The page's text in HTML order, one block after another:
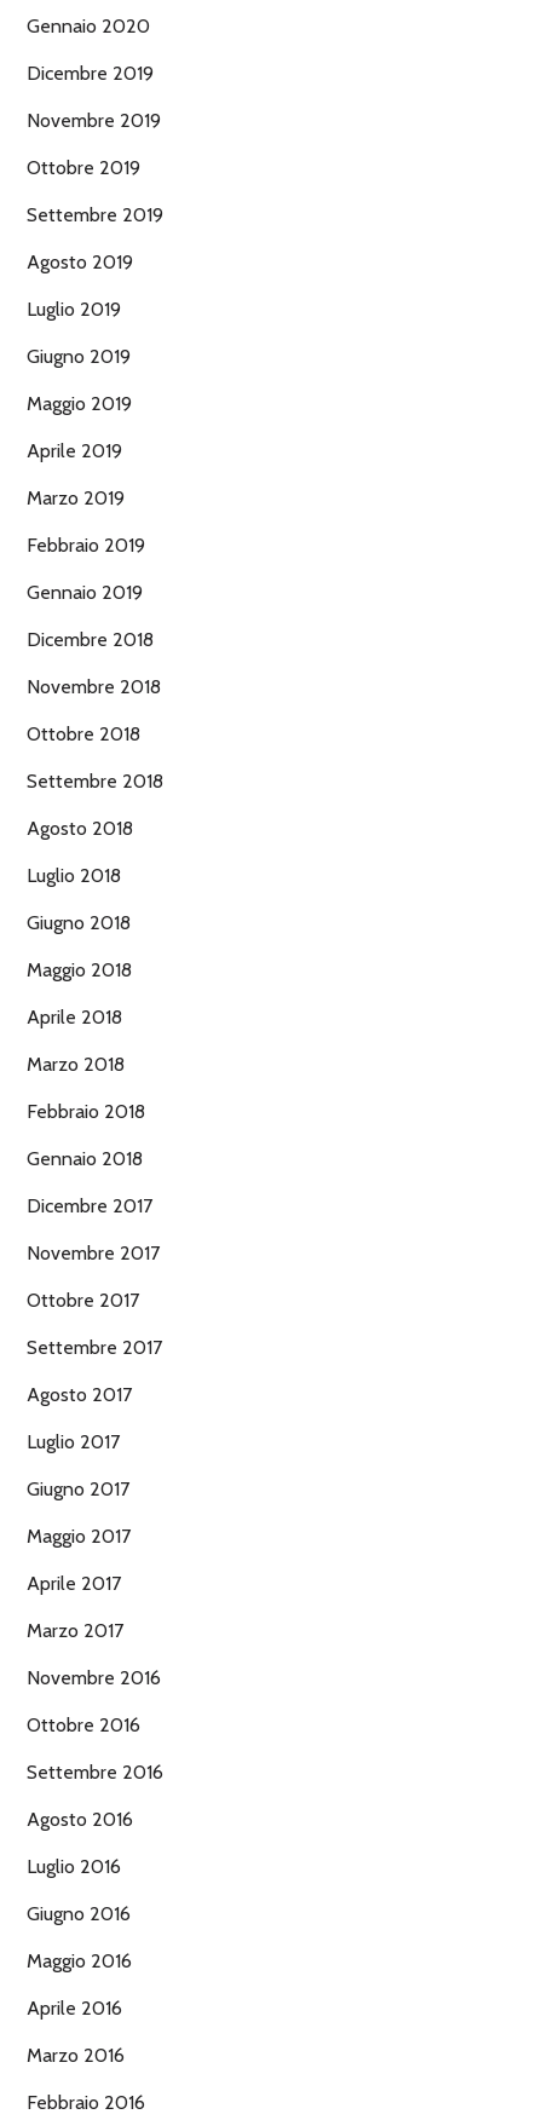
Gennaio 2020
Dicembre 2019
Novembre 2019
Ottobre 2019
Settembre 2019
Agosto 2019
Luglio 2019
Giugno 2019
Maggio 2019
Aprile 2019
Marzo 2019
Febbraio 2019
Gennaio 2019
Dicembre 2018
Novembre 2018
Ottobre 2018
Settembre 2018
Agosto 2018
Luglio 2018
Giugno 2018
Maggio 2018
Aprile 2018
Marzo 2018
Febbraio 2018
Gennaio 2018
Dicembre 2017
Novembre 2017
Ottobre 2017
Settembre 2017
Agosto 2017
Luglio 2017
Giugno 2017
Maggio 2017
Aprile 2017
Marzo 2017
Novembre 2016
Ottobre 2016
Settembre 2016
Agosto 2016
Luglio 2016
Giugno 2016
Maggio 2016
Aprile 2016
Marzo 2016
Febbraio 2016